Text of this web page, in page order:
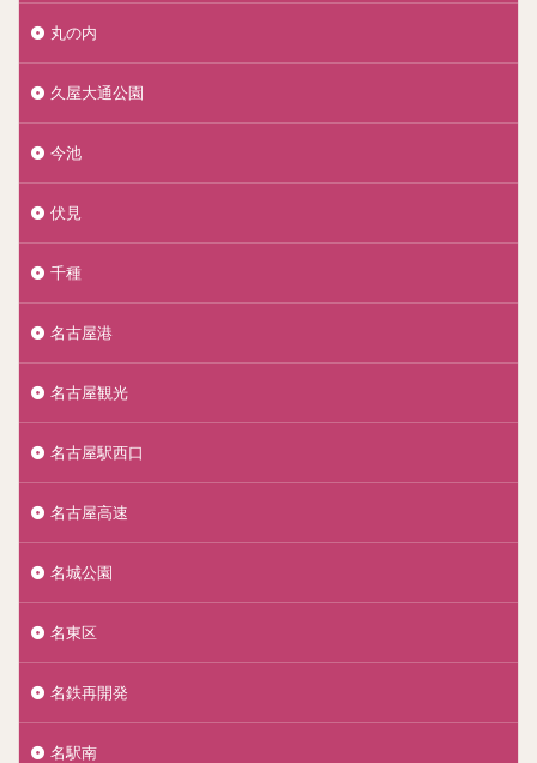
丸の内
久屋大通公園
今池
伏見
千種
名古屋港
名古屋観光
名古屋駅西口
名古屋高速
名城公園
名東区
名鉄再開発
名駅南